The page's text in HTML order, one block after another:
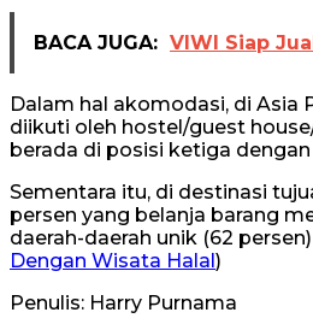
BACA JUGA: VIWI Siap
Dalam hal akomodasi, di Asia
diikuti oleh hostel/guest
berada di posisi ketiga dengan
Sementara itu, di destinasi
persen yang belanja barang
daerah-daerah unik (62
Dengan Wisata Halal )
Penulis: Harry Purnama